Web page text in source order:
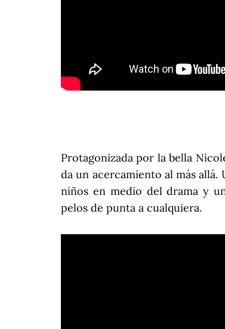
Protagonizada por la bella
da un acercamiento al más
niños en medio del drama y
pelos de punta a cualquiera.